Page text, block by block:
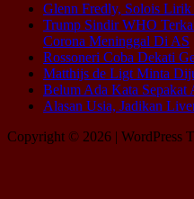
Glenn Fredly, Solois
Trump Sindir WHO
Corona Meninggal Di AS
Rossoneri Coba Dekati
Matthijs de Ligt Minta
Belum Ada Kata Sepakat
Alasan Usia, Jadikan
Copyright © 2026 | WordPress